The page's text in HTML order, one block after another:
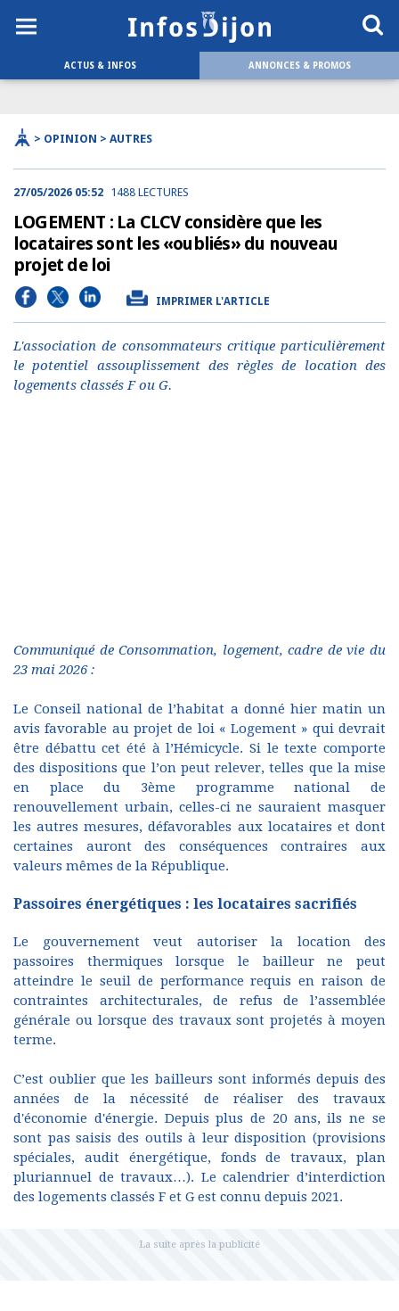
ACTUS & INFOS ANNONCES & PROMOS
> OPINION > AUTRES
27/05/2026 05:52 1488 LECTURES
LOGEMENT : La CLCV considère que les
locataires sont les «oubliés» du nouveau
projet de loi
IMPRIMER L'ARTICLE
L'association de consommateurs critique particulièrement
le potentiel assouplissement des règles de location des
logements classés F ou G.
Communiqué de Consommation, logement, cadre de vie du
23 mai 2026 :
Le Conseil national de l’habitat a donné hier matin un
avis favorable au projet de loi « Logement » qui devrait
être débattu cet été à l’Hémicycle. Si le texte comporte
des dispositions que l’on peut relever, telles que la mise
en place du 3ème programme national de
renouvellement urbain, celles-ci ne sauraient masquer
les autres mesures, défavorables aux locataires et dont
certaines auront des conséquences contraires aux
valeurs mêmes de la République.
Passoires énergétiques : les locataires sacrifiés
Le gouvernement veut autoriser la location des
passoires thermiques lorsque le bailleur ne peut
atteindre le seuil de performance requis en raison de
contraintes architecturales, de refus de l’assemblée
générale ou lorsque des travaux sont projetés à moyen
terme.
C’est oublier que les bailleurs sont informés depuis des
années de la nécessité de réaliser des travaux
d'économie d'énergie. Depuis plus de 20 ans, ils ne se
sont pas saisis des outils à leur disposition (provisions
spéciales, audit énergétique, fonds de travaux, plan
pluriannuel de travaux…). Le calendrier d’interdiction
des logements classés F et G est connu depuis 2021.